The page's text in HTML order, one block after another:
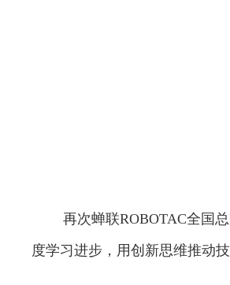
再次蝉联ROBOTAC全国
度学习进步，用创新思维推动